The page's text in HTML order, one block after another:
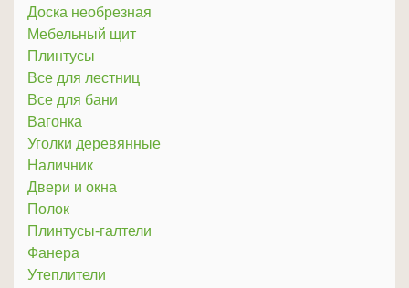
Доска необрезная
Мебельный щит
Плинтусы
Все для лестниц
Все для бани
Вагонка
Уголки деревянные
Наличник
Двери и окна
Полок
Плинтусы-галтели
Фанера
Утеплители